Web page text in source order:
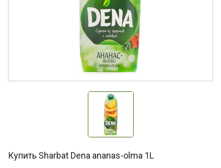
Купить Sharbat Dena ananas-olma 1L